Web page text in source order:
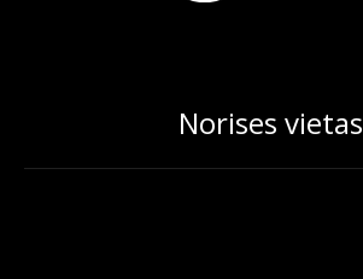
Norises vietas